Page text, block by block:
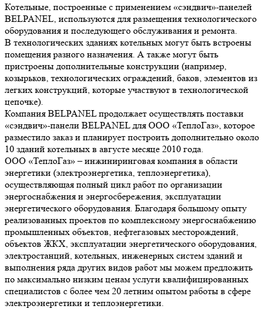
Котельные, построенные с применением «сэндвич»-панелей
BELPANEL, используются для размещения технологического
оборудования и последующего обслуживания и ремонта.
В технологических зданиях котельных могут быть встроены
помещения разного назначения. А также могут быть
пристроены дополнительные конструкции (например,
козырьков, технологических ограждений, баков, элементов из
легких конструкций, которые участвуют в технологической
цепочке).
Компания BELPANEL продолжает осуществлять поставки
«сэндвич»-панели BELPANEL для ООО «ТеплоГаз», которое
разместило заказ и планирует построить дополнительно около
10 зданий котельных в августе месяце 2010 года.
ООО «ТеплоГаз» – инжиниринговая компания в области
энергетики (электроэнергетика, теплоэнергетика),
осуществляющая полный цикл работ по организации
энергоснабжения и энергосбережения, эксплуатации
энергетического оборудования. Благодаря большому опыту
реализованных проектов по комплексному энергоснабжению
промышленных объектов, нефтегазовых месторождений,
объектов ЖКХ, эксплуатации энергетического оборудования,
электростанций, котельных, инженерных систем зданий и
выполнения ряда других видов работ мы можем предложить
по максимально низким ценам услуги квалифицированных
специалистов с более чем 20 летним опытом работы в сфере
электроэнергетики и теплоэнергетики.